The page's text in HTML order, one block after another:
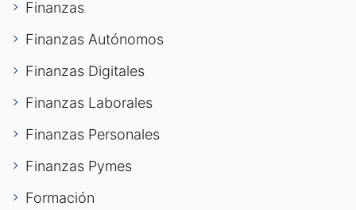
Finanzas
Finanzas Autónomos
Finanzas Digitales
Finanzas Laborales
Finanzas Personales
Finanzas Pymes
Formación